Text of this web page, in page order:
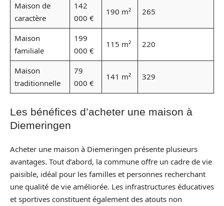
Maison de
caractère
142
000 €
190 m² 265
Maison
familiale
199
000 €
115 m² 220
Maison
traditionnelle
79
000 €
141 m² 329
Les bénéfices d’acheter une maison à
Diemeringen
Acheter une maison à Diemeringen présente plusieurs
avantages. Tout d’abord, la commune offre un cadre de vie
paisible, idéal pour les familles et personnes recherchant
une qualité de vie améliorée. Les infrastructures éducatives
et sportives constituent également des atouts non